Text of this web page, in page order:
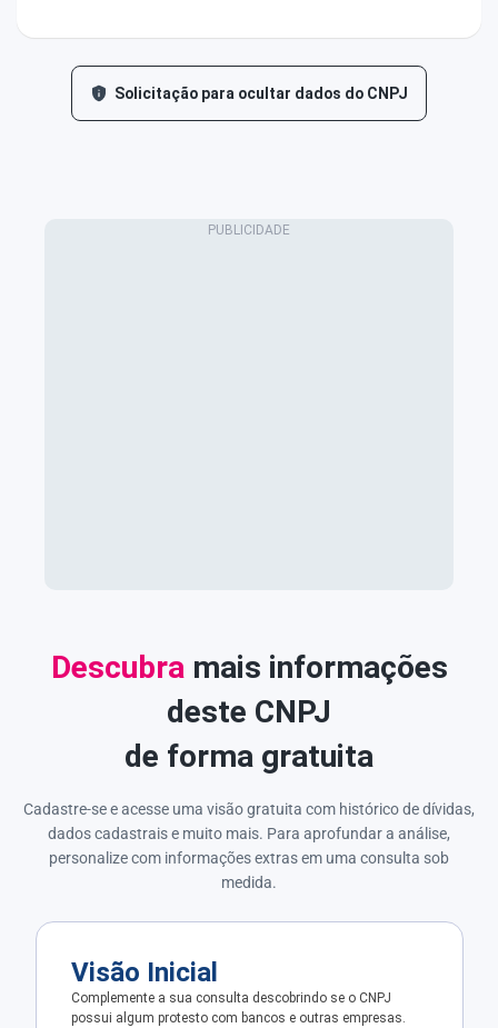
Solicitação para ocultar dados do CNPJ
Descubra mais informações
deste CNPJ
de forma gratuita
Cadastre-se e acesse uma visão gratuita com histórico de dívidas,
dados cadastrais e muito mais. Para aprofundar a análise,
personalize com informações extras em uma consulta sob
medida.
Visão Inicial
Complemente a sua consulta descobrindo se o CNPJ
possui algum protesto com bancos e outras empresas.